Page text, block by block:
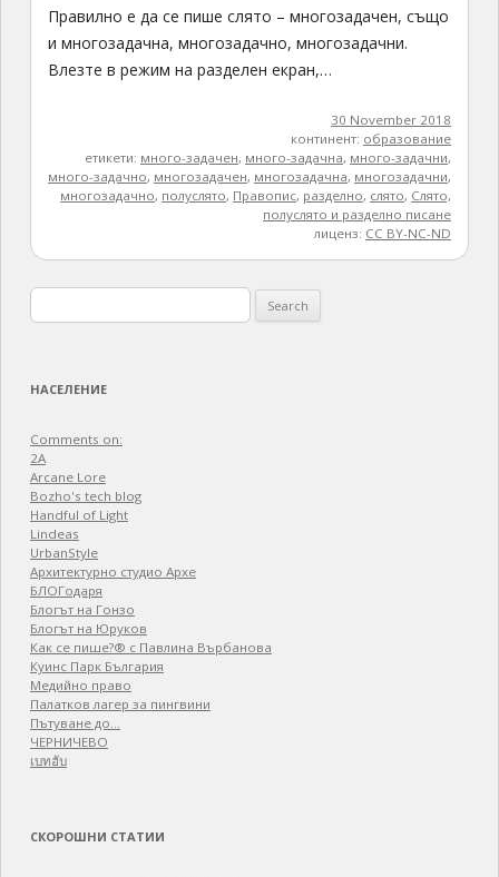
Правилно е да се пише слято – многозадачен, също
и многозадачна, многозадачно, многозадачни.
Влезте в режим на разделен екран,…
30 November 2018
континент: образование
етикети: много-задачен, много-задачна, много-задачни,
много-задачно, многозадачен, многозадачна, многозадачни,
многозадачно, полуслято, Правопис, разделно, слято, Слято,
полуслято и разделно писане
лиценз: CC BY-NC-ND
for:
НАСЕЛЕНИЕ
Comments on:
2A
Arcane Lore
Bozho's tech blog
Handful of Light
Lindeas
UrbanStyle
Архитектурно студио Архе
БЛОГодаря
Блогът на Гонзо
Блогът на Юруков
Как се пише?® с Павлина Върбанова
Куинс Парк България
Медийно право
Палатков лагер зa пингвини
Пътуване до…
ЧЕРНИЧЕВО
เบทฮับ
СКОРОШНИ СТАТИИ